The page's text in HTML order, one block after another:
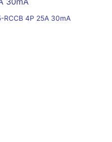
RCCB 4P 25A 30mA